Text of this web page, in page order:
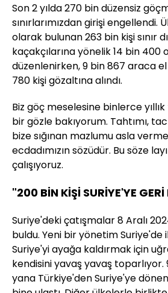
Son 2 yılda 270 bin düzensiz
sınırlarımızdan girişi engellendi.
olarak bulunan 263 bin kişi sınır
kaçakçılarına yönelik 14 bin 400
düzenlenirken, 9 bin 867 araca
780 kişi gözaltına alındı.
Biz göç meselesine binlerce
bir gözle bakıyorum. Tahtımı,
bize sığınan mazlumu asla
ecdadımızın sözüdür. Bu söze
çalışıyoruz.
"200 BİN KİŞİ SURİYE'YE
Suriye'deki çatışmalar 8 Aralı
buldu. Yeni bir yönetim
Suriye'yi ayağa kaldırmak için
kendisini yavaş yavaş toparlıyor.
yana Türkiye'den Suriye'ye